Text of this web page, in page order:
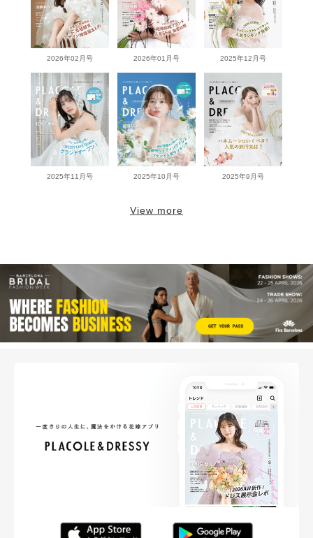
2026年02月号 2026年01月号 2025年12月号
2025年11月号 2025年10月号 2025年9月号
View more